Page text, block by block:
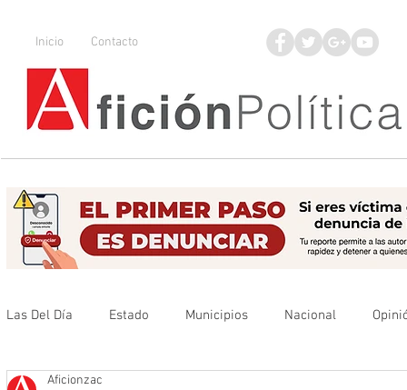
Inicio Contacto
Las Del Día Estado Municipios Nacional
Aficionzac